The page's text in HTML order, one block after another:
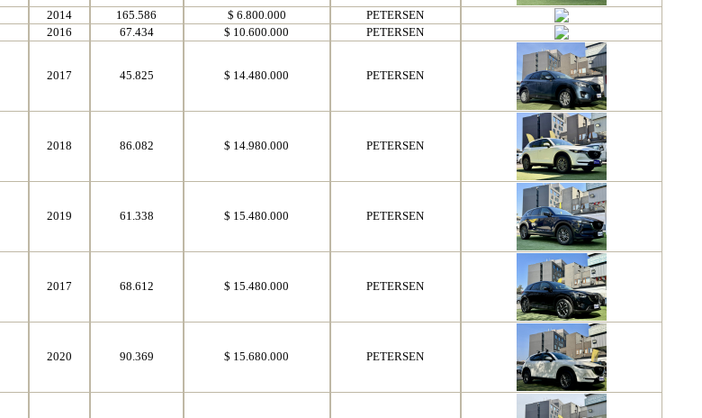
2014 165.586 $ 6.800.000
PETERSEN
2016 67.434 $ 10.600.000 PETERSEN
2017 45.825 $ 14.480.000 PETERSEN
2018 86.082 $ 14.980.000 PETERSEN
2019 61.338 $ 15.480.000 PETERSEN
2017 68.612 $ 15.480.000 PETERSEN
2020 90.369 $ 15.680.000 PETERSEN